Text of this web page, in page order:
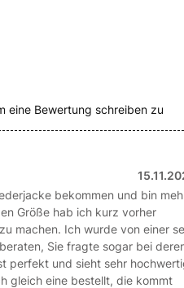
eine Bewertung schreiben zu
bekommen und bin
Größe hab ich kurz vorher
machen. Ich wurde von einer
Sie fragte sogar bei
perfekt und sieht sehr
gleich eine bestellt, die kommt